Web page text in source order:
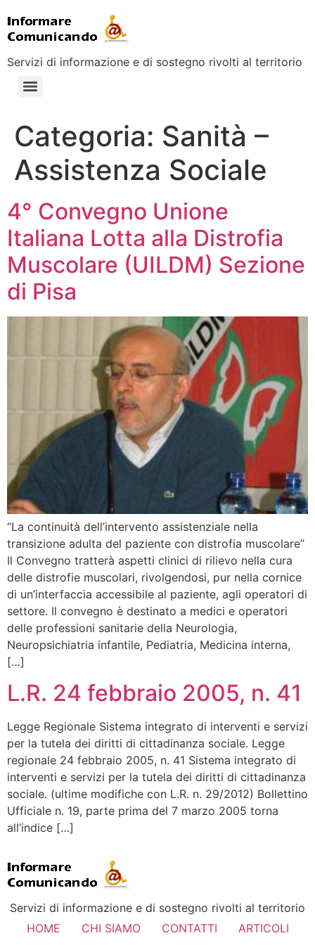
Servizi di informazione e di sostegno rivolti al territorio
Categoria: Sanità –
Assistenza Sociale
4° Convegno Unione
Italiana Lotta alla Distrofia
Muscolare (UILDM) Sezione
di Pisa
“La continuità dell’intervento assistenziale nella
transizione adulta del paziente con distrofia muscolare”
Il Convegno tratterà aspetti clinici di rilievo nella cura
delle distrofie muscolari, rivolgendosi, pur nella cornice
di un’interfaccia accessibile al paziente, agli operatori di
settore. Il convegno è destinato a medici e operatori
delle professioni sanitarie della Neurologia,
Neuropsichiatria infantile, Pediatria, Medicina interna,
[…]
L.R. 24 febbraio 2005, n. 41
Legge Regionale Sistema integrato di interventi e servizi
per la tutela dei diritti di cittadinanza sociale. Legge
regionale 24 febbraio 2005, n. 41 Sistema integrato di
interventi e servizi per la tutela dei diritti di cittadinanza
sociale. (ultime modifiche con L.R. n. 29/2012) Bollettino
Ufficiale n. 19, parte prima del 7 marzo 2005 torna
all’indice […]
Servizi di informazione e di sostegno rivolti al territorio
HOME
CHI SIAMO CONTATTI ARTICOLI